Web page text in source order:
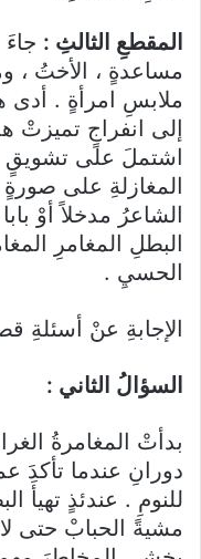
المقطعِ الثالثِ :
مساعدةٍ ، الأختُ ،
ملابسِ امرأةٍ . أدى
إلى انفراجٍ تميزتْ
اشتملَ على تشويقٍ
المغازلةِ على صورةٍ
الشاعرُ مدخلاً أوْ
البطلِ المغامرِ
الحسيِ .
الإجابةِ عنْ أسئلةِ
السؤالُ الثاني :
بدأتْ المغامرةُ
دورانِ عندما تأكدَ
للنومِ . عندئذٍ تهيأَ
مشيةً الحبابْ حتى لا